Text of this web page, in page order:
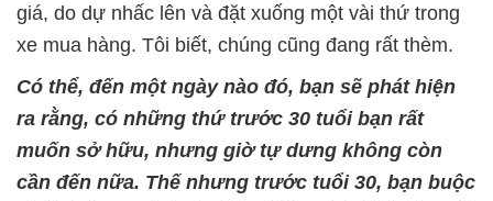
giá, do dự nhấc lên và đặt xuống một vài thứ trong
xe mua hàng. Tôi biết, chúng cũng đang rất thèm.
Có thể, đến một ngày nào đó, bạn sẽ phát hiện
ra rằng, có những thứ trước 30 tuổi bạn rất
muốn sở hữu, nhưng giờ tự dưng không còn
cần đến nữa. Thế nhưng trước tuổi 30, bạn buộc